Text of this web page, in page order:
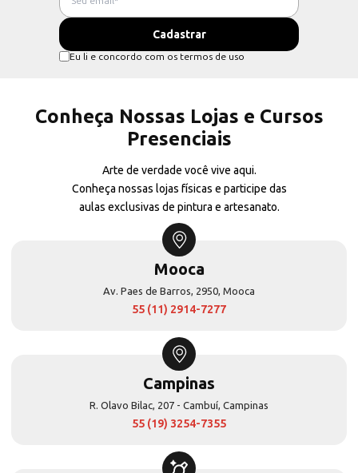
Eu li e concordo com os termos de uso
Conheça Nossas Lojas e Cursos
Presenciais
Arte de verdade você vive aqui.
Conheça nossas lojas físicas e participe das
aulas exclusivas de pintura e artesanato.
Mooca
Av. Paes de Barros, 2950, Mooca
55 (11) 2914-7277
Campinas
R. Olavo Bilac, 207 - Cambuí, Campinas
55 (19) 3254-7355